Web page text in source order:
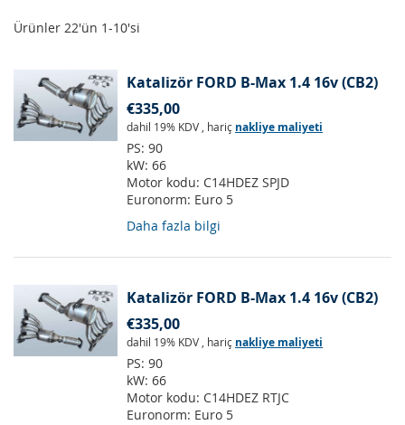
Ürünler 22'ün 1-10'si
Katalizör FORD B-Max 1.4 16v (CB2)
€335,00
dahil 19% KDV , hariç nakliye maliyeti
PS: 90
kW: 66
Motor kodu: C14HDEZ SPJD
Euronorm: Euro 5
Daha fazla bilgi
Katalizör FORD B-Max 1.4 16v (CB2)
€335,00
dahil 19% KDV , hariç nakliye maliyeti
PS: 90
kW: 66
Motor kodu: C14HDEZ RTJC
Euronorm: Euro 5